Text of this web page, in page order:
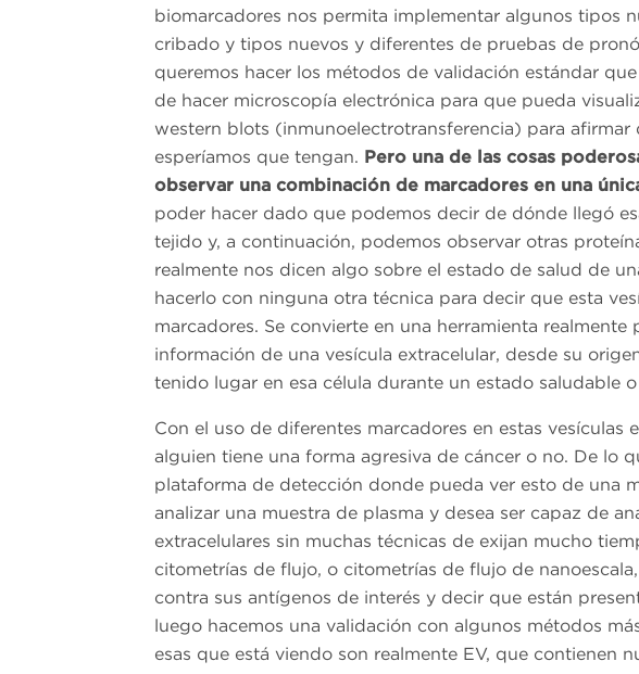
biomarcadores nos permita implementar algunos tipos
cribado y tipos nuevos y diferentes de pruebas de
queremos hacer los métodos de validación estándar
de hacer microscopía electrónica para que pueda
western blots (inmunoelectrotransferencia) para afirmar
esperíamos que tengan. Pero una de las cosas
observar una combinación de marcadores en una
poder hacer dado que podemos decir de dónde llegó
tejido y, a continuación, podemos observar otras
realmente nos dicen algo sobre el estado de salud de
hacerlo con ninguna otra técnica para decir que esta
marcadores. Se convierte en una herramienta
información de una vesícula extracelular, desde su
tenido lugar en esa célula durante un estado saludable
Con el uso de diferentes marcadores en estas vesículas
alguien tiene una forma agresiva de cáncer o no. De lo
plataforma de detección donde pueda ver esto de una
analizar una muestra de plasma y desea ser capaz de
extracelulares sin muchas técnicas de exijan mucho
citometrías de flujo, o citometrías de flujo de
contra sus antígenos de interés y decir que están
luego hacemos una validación con algunos métodos
esas que está viendo son realmente EV, que contienen